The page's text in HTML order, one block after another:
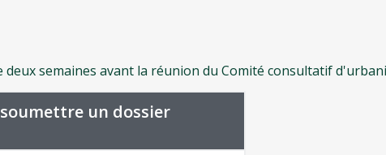
semaines avant la réunion du Comité consultatif
un dossier